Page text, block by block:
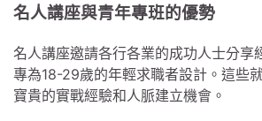
名人講座與青年專班的優勢
名人講座邀請各行各業的成功人士分享
專為18-29歲的年輕求職者設計。這些
寶貴的實戰經驗和人脈建立機會。